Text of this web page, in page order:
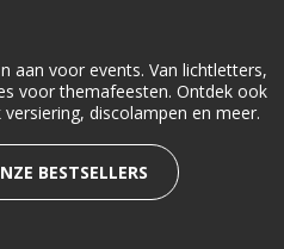
aan voor events. Van lichtletters,
voor themafeesten. Ontdek ook
discolampen en meer.
BESTSELLERS